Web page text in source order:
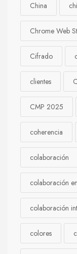
China
Chrome Web
Cifrado
clientes
CMP 2025
coherencia
colaboración
colaboración
colaboración
colores